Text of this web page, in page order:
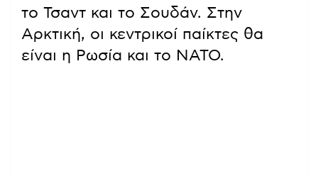
το Τσαντ και το Σουδάν. Στην
Αρκτική, οι κεντρικοί παίκτες θα
είναι η Ρωσία και το ΝΑΤΟ.